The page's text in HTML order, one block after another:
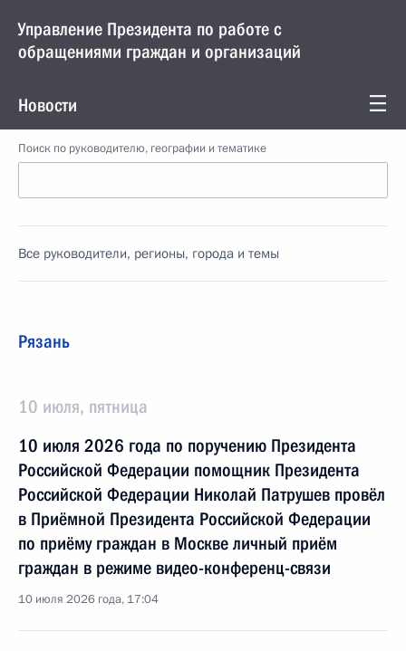
Управление Президента по работе с
обращениями граждан и организаций
Новости
Поиск по руководителю, географии и тематике
Все руководители, регионы, города и темы
Рязань
10 июля, пятница
10 июля 2026 года по поручению Президента
Российской Федерации помощник Президента
Российской Федерации Николай Патрушев провёл
в Приёмной Президента Российской Федерации
по приёму граждан в Москве личный приём
граждан в режиме видео-конференц-связи
10 июля 2026 года, 17:04